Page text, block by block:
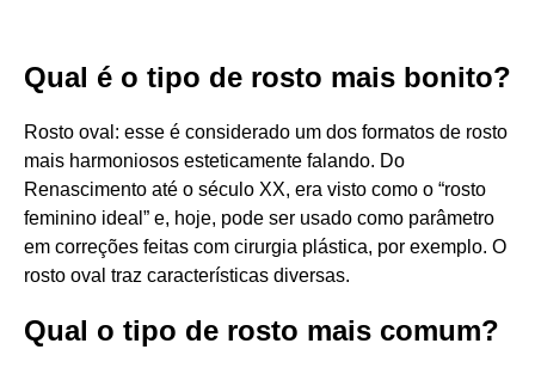
Qual é o tipo de rosto mais bonito?
Rosto oval: esse é considerado um dos formatos de rosto
mais harmoniosos esteticamente falando. Do
Renascimento até o século XX, era visto como o “rosto
feminino ideal” e, hoje, pode ser usado como parâmetro
em correções feitas com cirurgia plástica, por exemplo. O
rosto oval traz características diversas.
Qual o tipo de rosto mais comum?